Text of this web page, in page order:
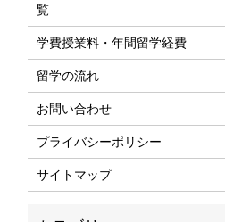
覧
学費授業料・年間留学経費
留学の流れ
お問い合わせ
プライバシーポリシー
サイトマップ